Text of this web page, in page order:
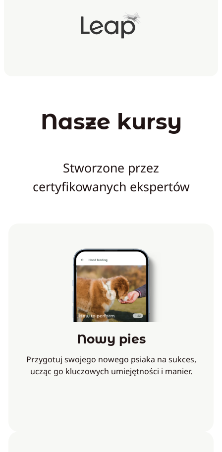
Nasze kursy
Stworzone przez
certyfikowanych ekspertów
Nowy pies
Przygotuj swojego nowego psiaka na sukces,
ucząc go kluczowych umiejętności i manier.